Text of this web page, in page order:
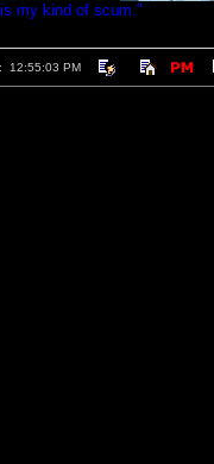
my kind of scum."
12:55:03 PM